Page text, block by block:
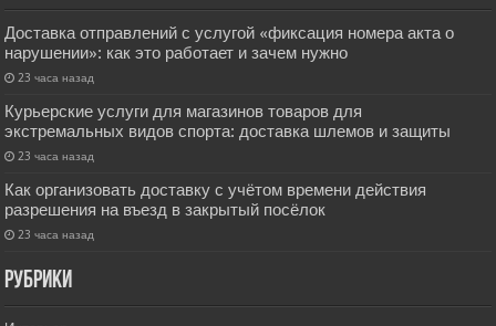
Доставка отправлений с услугой «фиксация номера акта о
нарушении»: как это работает и зачем нужно
23 часа назад
Курьерские услуги для магазинов товаров для
экстремальных видов спорта: доставка шлемов и защиты
23 часа назад
Как организовать доставку с учётом времени действия
разрешения на въезд в закрытый посёлок
23 часа назад
РУбрики